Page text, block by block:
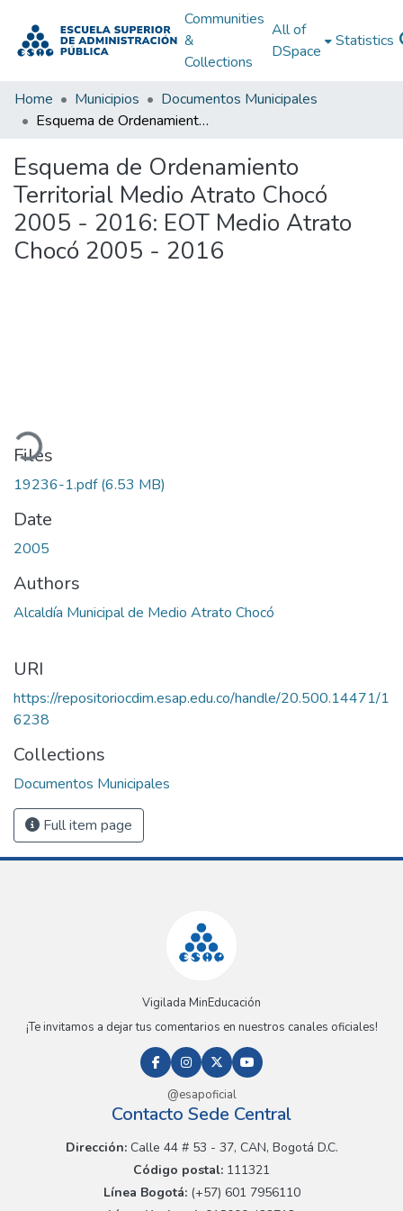
Communities
&
Collections
All of
DSpace
Statistics
Home Municipios
Documentos Municipales
Esquema de Ordenamiento Territorial Medio Atrato Chocó 2005 - 2016: EOT Medio Atrato Chocó 2005 - 2016
Esquema de Ordenamiento
Territorial Medio Atrato Chocó
2005 - 2016: EOT Medio Atrato
Chocó 2005 - 2016
Files
19236-1.pdf(6.53 MB)
Date
2005
Authors
Alcaldía Municipal de Medio Atrato Chocó
URI
https://repositoriocdim.esap.edu.co/handle/20.500.14471/1
6238
Collections
Documentos Municipales
Full item page
Vigilada MinEducación
¡Te invitamos a dejar tus comentarios en nuestros canales oficiales!
@esapoficial
Contacto Sede Central
Dirección:Calle 44 # 53 - 37, CAN, Bogotá D.C.
Código postal: 111321
Línea Bogotá:(+57) 601 7956110